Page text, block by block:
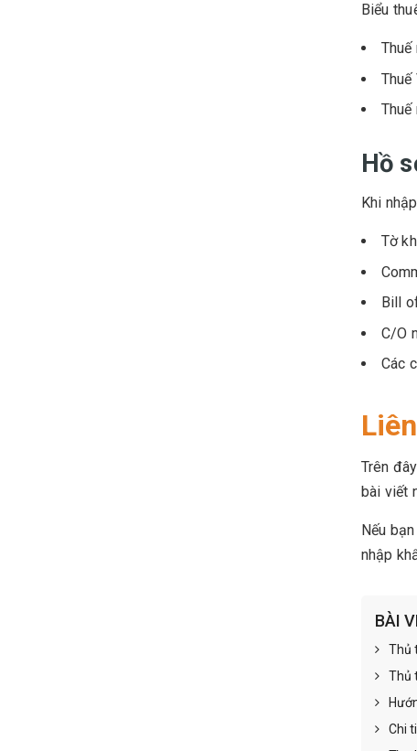
Biểu
Thuế
Thuế
Hồ
Khi
Tờ
Bill
C/O
Các
Trên
bài viết
Nếu
nhập
BÀI
Thủ
Thủ
Chi